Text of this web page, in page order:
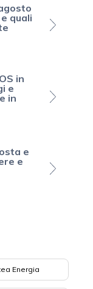
quali
in
e
in
e
e
Energia